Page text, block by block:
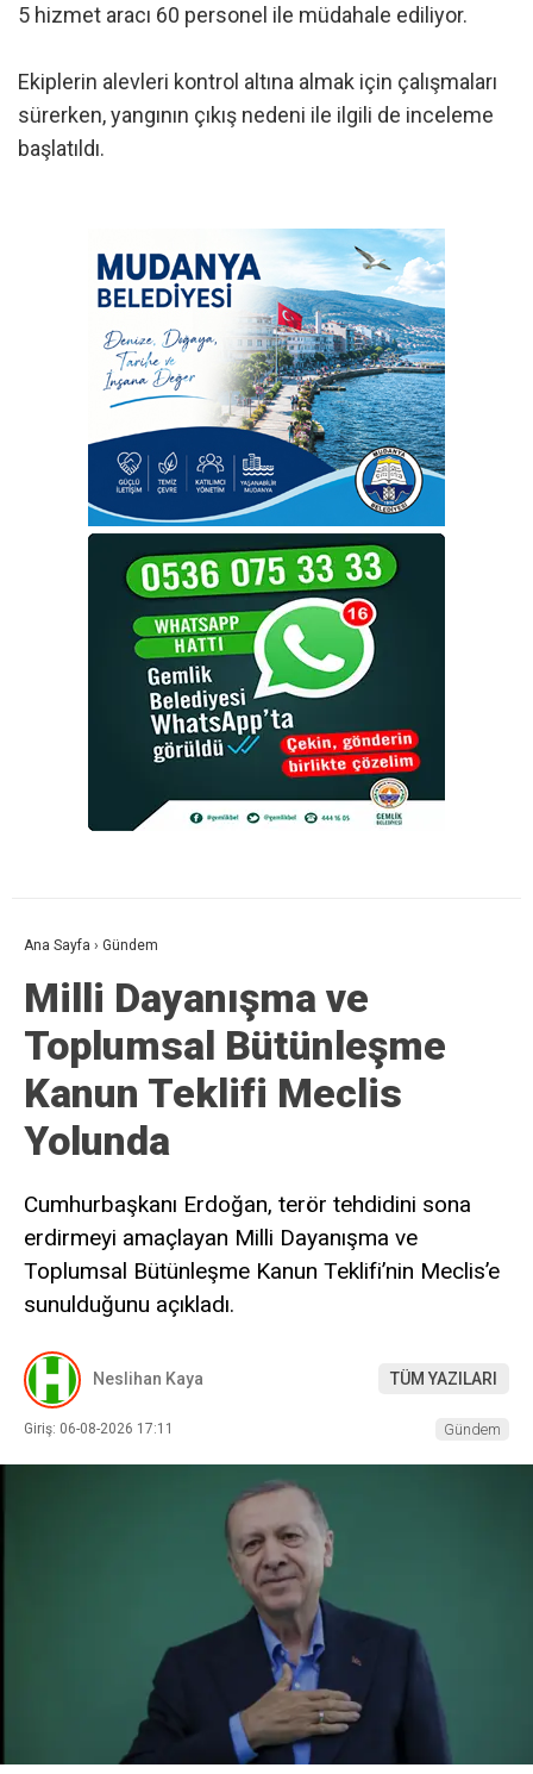
5 hizmet aracı 60 personel ile müdahale ediliyor.
Ekiplerin alevleri kontrol altına almak için çalışmaları
sürerken, yangının çıkış nedeni ile ilgili de inceleme
başlatıldı.
Ana Sayfa › Gündem
Milli Dayanışma ve
Toplumsal Bütünleşme
Kanun Teklifi Meclis
Yolunda
Cumhurbaşkanı Erdoğan, terör tehdidini sona
erdirmeyi amaçlayan Milli Dayanışma ve
Toplumsal Bütünleşme Kanun Teklifi’nin Meclis’e
sunulduğunu açıkladı.
Neslihan Kaya TÜM YAZILARI
Giriş: 06-08-2026 17:11 Gündem